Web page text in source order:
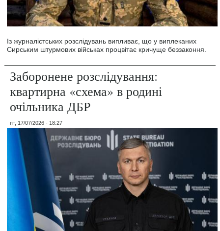
Із журналістських розслідувань випливає, що у виплеканих
Сирським штурмових військах процвітає кричуще беззаконня.
Заборонене розслідування:
квартирна «схема» в родині
очільника ДБР
пт, 17/07/2026 - 18:27